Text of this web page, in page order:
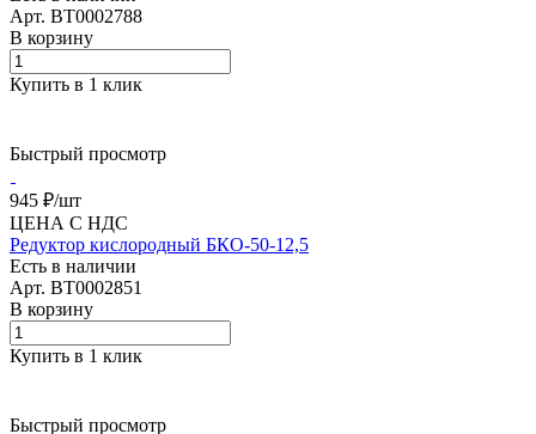
Арт. BT0002788
В корзину
Купить в 1 клик
Быстрый просмотр
945 ₽/шт
ЦЕНА С НДС
Редуктор кислородный БКО-50-12,5
Есть в наличии
Арт. BT0002851
В корзину
Купить в 1 клик
Быстрый просмотр